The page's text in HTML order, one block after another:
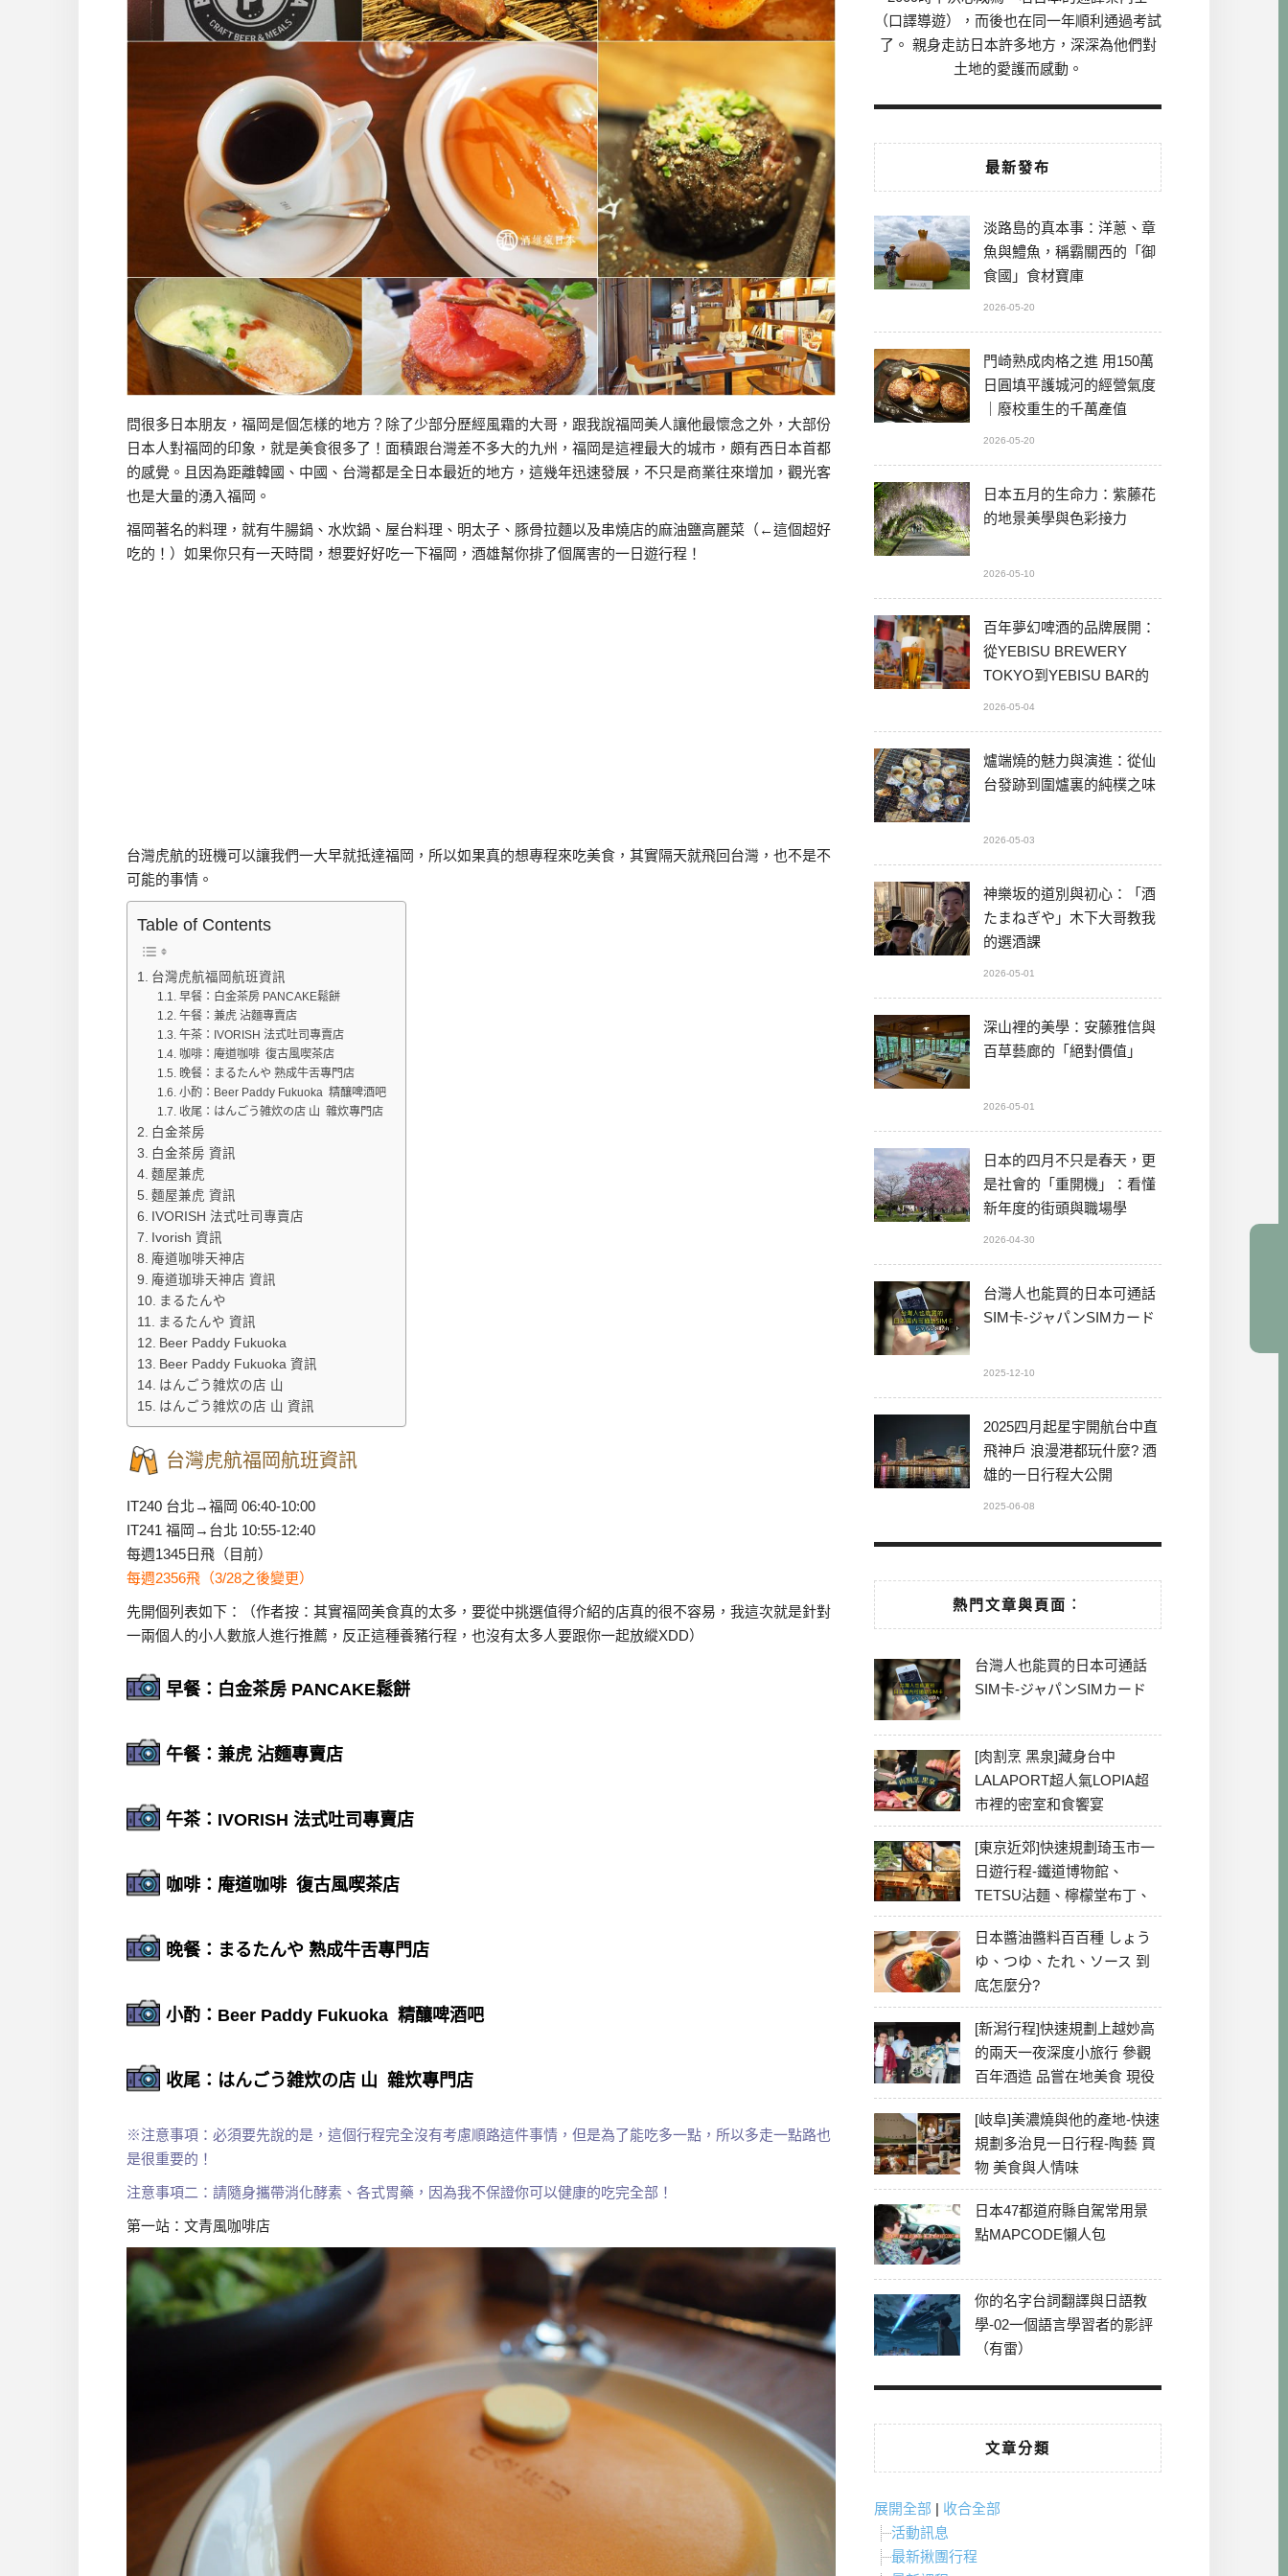
問很多日本朋友，福岡是個怎樣的地方？除了少部分歷經風霜的大哥，跟我說福岡美人讓他最懷念之外，大部份
日本人對福岡的印象，就是美食很多了！面積跟台灣差不多大的九州，福岡是這裡最大的城市，頗有西日本首都
的感覺。且因為距離韓國、中國、台灣都是全日本最近的地方，這幾年迅速發展，不只是商業往來增加，觀光客
也是大量的湧入福岡。
福岡著名的料理，就有牛腸鍋、水炊鍋、屋台料理、明太子、豚骨拉麵以及串燒店的麻油鹽高麗菜（←這個超好
吃的！）如果你只有一天時間，想要好好吃一下福岡，酒雄幫你排了個厲害的一日遊行程！
台灣虎航的班機可以讓我們一大早就抵達福岡，所以如果真的想專程來吃美食，其實隔天就飛回台灣，也不是不
可能的事情。
Table of Contents
台灣虎航福岡航班資訊
早餐：白金茶房 PANCAKE鬆餅
午餐：兼虎 沾麵專賣店
午茶：IVORISH 法式吐司專賣店
咖啡：庵道咖啡 復古風喫茶店
晚餐：まるたんや 熟成牛舌專門店
小酌：Beer Paddy Fukuoka 精釀啤酒吧
收尾：はんごう雑炊の店 山 雜炊專門店
白金茶房
白金茶房 資訊
麵屋兼虎
麵屋兼虎 資訊
IVORISH 法式吐司專賣店
Ivorish 資訊
庵道咖啡天神店
庵道珈琲天神店 資訊
まるたんや
まるたんや 資訊
Beer Paddy Fukuoka
Beer Paddy Fukuoka 資訊
はんごう雑炊の店 山
はんごう雑炊の店 山 資訊
台灣虎航福岡航班資訊
IT240 台北→福岡 06:40-10:00
IT241 福岡→台北 10:55-12:40
每週1345日飛（目前）
每週2356飛（3/28之後變更）
先開個列表如下：（作者按：其實福岡美食真的太多，要從中挑選值得介紹的店真的很不容易，我這次就是針對
一兩個人的小人數旅人進行推薦，反正這種養豬行程，也沒有太多人要跟你一起放縱XDD）
早餐：白金茶房 PANCAKE鬆餅
午餐：兼虎 沾麵專賣店
午茶：IVORISH 法式吐司專賣店
咖啡：庵道咖啡 復古風喫茶店
晚餐：まるたんや 熟成牛舌專門店
小酌：Beer Paddy Fukuoka 精釀啤酒吧
收尾：はんごう雑炊の店 山 雜炊專門店
※注意事項：必須要先說的是，這個行程完全沒有考慮順路這件事情，但是為了能吃多一點，所以多走一點路也
是很重要的！
注意事項二：請隨身攜帶消化酵素、各式胃藥，因為我不保證你可以健康的吃完全部！
第一站：文青風咖啡店
（口譯導遊），而後也在同一年順利通過考試
了。 親身走訪日本許多地方，深深為他們對
土地的愛護而感動。
最新發布
淡路島的真本事：洋蔥、章
魚與鱧魚，稱霸關西的「御
食國」食材寶庫
2026-05-20
門崎熟成肉格之進 用150萬
日圓填平護城河的經營氣度
｜廢校重生的千萬產值
2026-05-20
日本五月的生命力：紫藤花
的地景美學與色彩接力
2026-05-10
百年夢幻啤酒的品牌展開：
從YEBISU BREWERY
TOKYO到YEBISU BAR的
2026-05-04
爐端燒的魅力與演進：從仙
台發跡到圍爐裏的純樸之味
2026-05-03
神樂坂的道別與初心：「酒
たまねぎや」木下大哥教我
的選酒課
2026-05-01
深山裡的美學：安藤雅信與
百草藝廊的「絕對價值」
2026-05-01
日本的四月不只是春天，更
是社會的「重開機」：看懂
新年度的街頭與職場學
2026-04-30
台灣人也能買的日本可通話
SIM卡-ジャパンSIMカード
2025-12-10
2025四月起星宇開航台中直
飛神戶 浪漫港都玩什麼? 酒
雄的一日行程大公開
2025-06-08
熱門文章與頁面︰
台灣人也能買的日本可通話
SIM卡-ジャパンSIMカード
[肉割烹 黑泉]藏身台中
LALAPORT超人氣LOPIA超
市裡的密室和食饗宴
[東京近郊]快速規劃琦玉市一
日遊行程-鐵道博物館、
TETSU沾麵、檸檬堂布丁、
冰川神社、美食彙整
日本醬油醬料百百種 しょう
ゆ、つゆ、たれ、ソース 到
底怎麼分?
[新潟行程]快速規劃上越妙高
的兩天一夜深度小旅行 參觀
百年酒造 品嘗在地美食 現役
最老牌電影院
[岐阜]美濃燒與他的產地-快速
規劃多治見一日行程-陶藝 買
物 美食與人情味
日本47都道府縣自駕常用景
點MAPCODE懶人包
你的名字台詞翻譯與日語教
學-02一個語言學習者的影評
（有雷）
文章分類
展開全部 | 收合全部
活動訊息
最新揪團行程